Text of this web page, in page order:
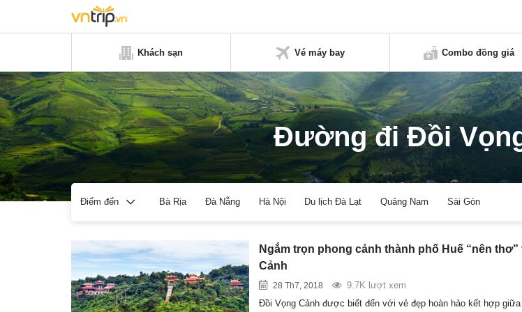
Khách sạn Vé máy bay Combo đồng giá
Đường đi Đồi
Điểm đến Bà Rịa Đà Nẵng Hà Nội Du lịch Đà Lạt Quảng Nam Sài Gòn
Ngắm trọn phong cảnh thành phố Huế “nên
Cảnh
28 Th7, 2018
9.7K lượt xem
Đồi Vọng Cảnh được biết đến với vẻ đẹp hoàn hảo kết hợp giữa